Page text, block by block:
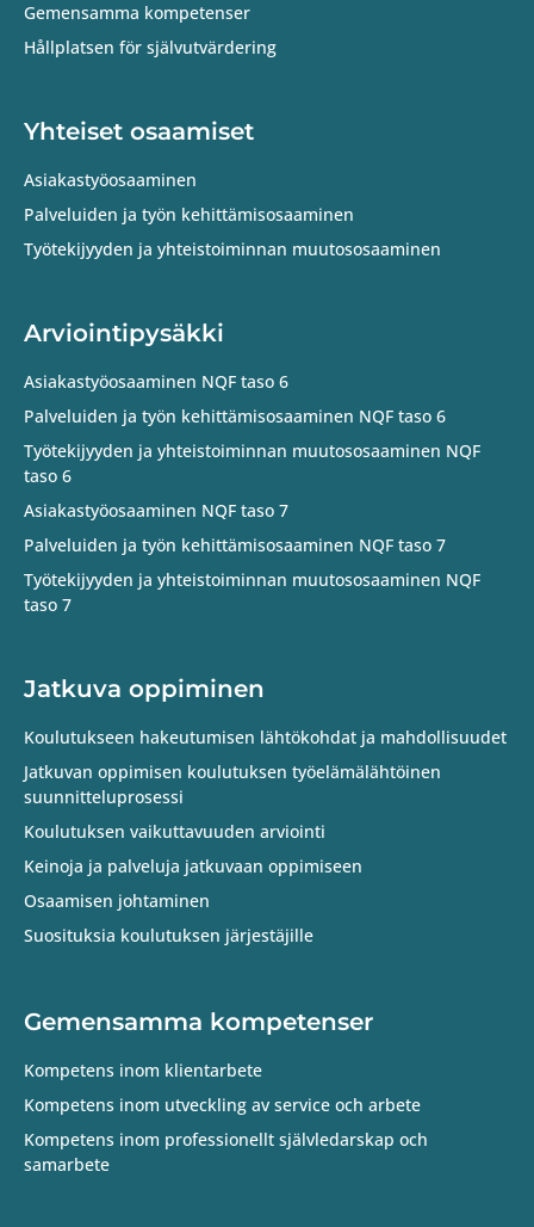
Gemensamma kompetenser
Hållplatsen för självutvärdering
Yhteiset osaamiset
Asiakastyöosaaminen
Palveluiden ja työn kehittämisosaaminen
Työtekijyyden ja yhteistoiminnan muutososaaminen
Arviointipysäkki
Asiakastyöosaaminen NQF taso 6
Palveluiden ja työn kehittämisosaaminen NQF taso 6
Työtekijyyden ja yhteistoiminnan muutososaaminen NQF
taso 6
Asiakastyöosaaminen NQF taso 7
Palveluiden ja työn kehittämisosaaminen NQF taso 7
Työtekijyyden ja yhteistoiminnan muutososaaminen NQF
taso 7
Jatkuva oppiminen
Koulutukseen hakeutumisen lähtökohdat ja mahdollisuudet
Jatkuvan oppimisen koulutuksen työelämälähtöinen
suunnitteluprosessi
Koulutuksen vaikuttavuuden arviointi
Keinoja ja palveluja jatkuvaan oppimiseen
Osaamisen johtaminen
Suosituksia koulutuksen järjestäjille
Gemensamma kompetenser
Kompetens inom klientarbete
Kompetens inom utveckling av service och arbete
Kompetens inom professionellt självledarskap och
samarbete